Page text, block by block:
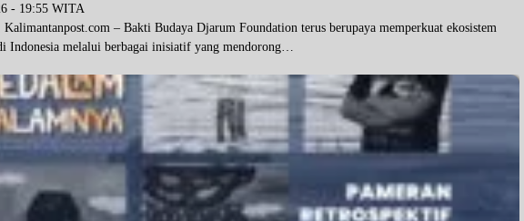
- 19:55 WITA
– Bakti Budaya Djarum Foundation terus berupaya memperkuat ekosistem
Indonesia melalui berbagai inisiatif yang mendorong…